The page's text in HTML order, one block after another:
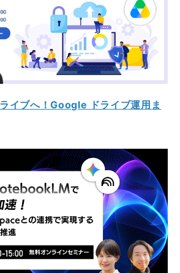
イブへ！Google ドライブ運用ま